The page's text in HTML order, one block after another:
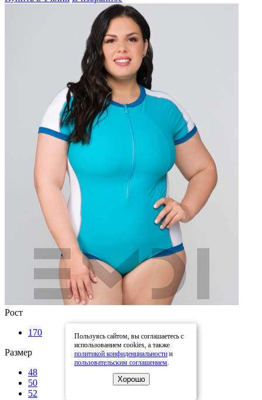
Рост
170
Размер
48
50
52
Пользуясь сайтом, вы соглашаетесь с
использованием cookies, а также
политикой конфиденциальности и
пользовательским соглашением.
Хорошо